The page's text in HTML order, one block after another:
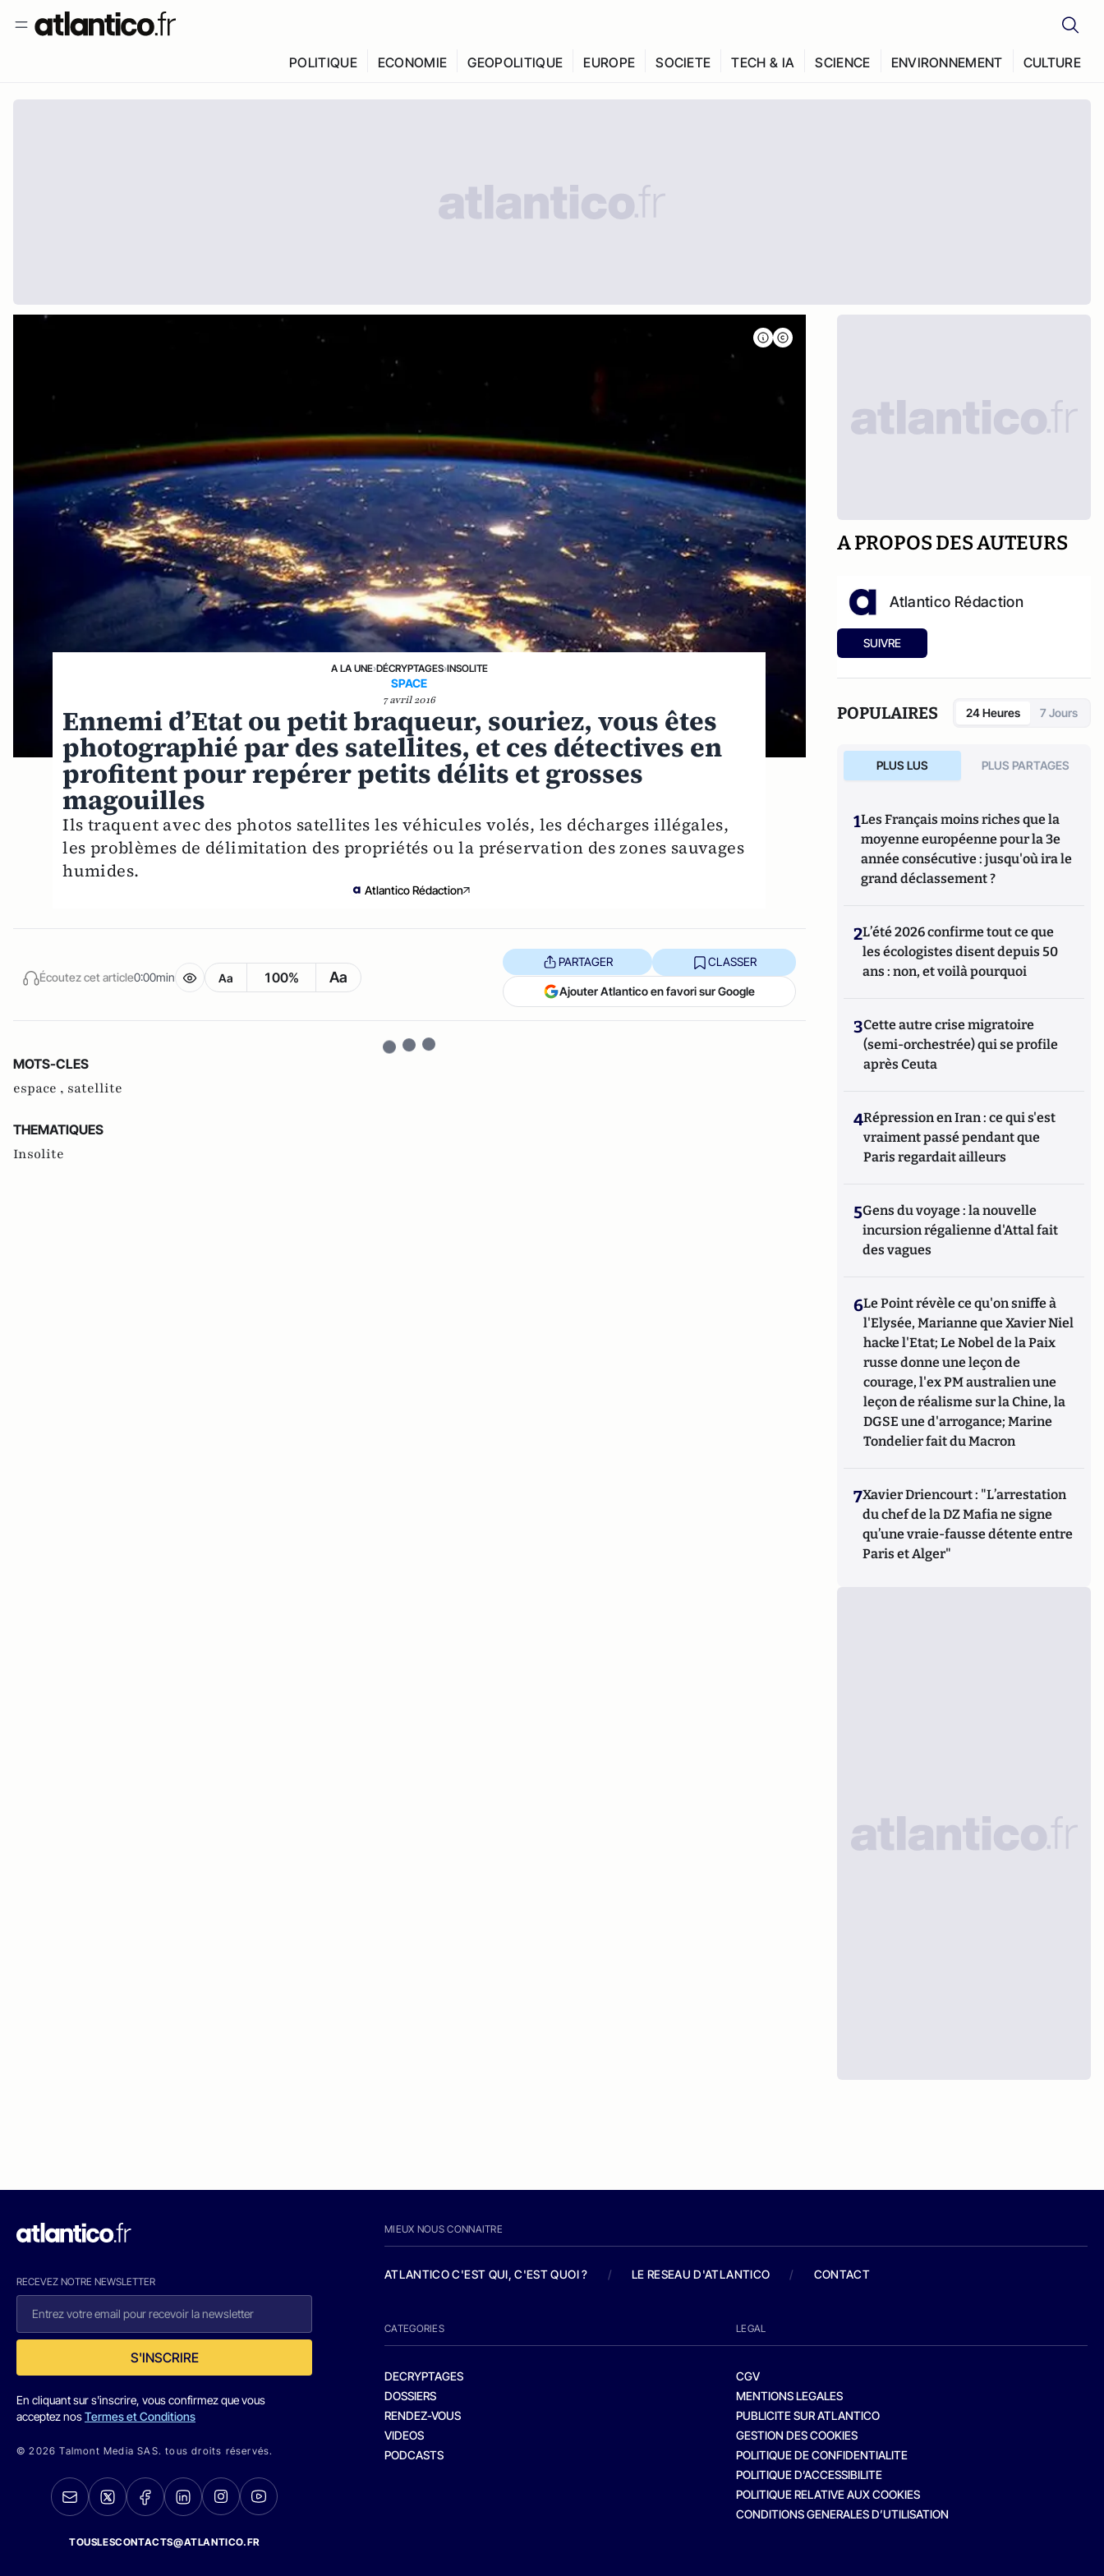
POLITIQUE ECONOMIE GEOPOLITIQUE EUROPE SOCIETE TECH & IA SCIENCE ENVIRONNEMENT CULTURE
A LA UNE›DÉCRYPTAGES›INSOLITE
SPACE
7 avril 2016
Ennemi d’Etat ou petit braqueur, souriez, vous êtes
photographié par des satellites, et ces détectives en
profitent pour repérer petits délits et grosses
magouilles
Ils traquent avec des photos satellites les véhicules volés, les décharges illégales,
les problèmes de délimitation des propriétés ou la préservation des zones sauvages
humides.
Atlantico Rédaction
Écoutez cet article0:00min Aa 100% Aa
PARTAGER CLASSER
Ajouter Atlantico en favori sur Google
MOTS-CLES
espace , satellite
THEMATIQUES
Insolite
A PROPOS DES AUTEURS
Atlantico Rédaction
SUIVRE
POPULAIRES 24 Heures 7 Jours
PLUS LUS PLUS PARTAGES
1Les Français moins riches que la
moyenne européenne pour la 3e
année consécutive : jusqu'où ira le
grand déclassement ?
2L’été 2026 confirme tout ce que
les écologistes disent depuis 50
ans : non, et voilà pourquoi
3Cette autre crise migratoire
(semi-orchestrée) qui se profile
après Ceuta
4Répression en Iran : ce qui s'est
vraiment passé pendant que
Paris regardait ailleurs
5Gens du voyage : la nouvelle
incursion régalienne d'Attal fait
des vagues
6Le Point révèle ce qu'on sniffe à
l'Elysée, Marianne que Xavier Niel
hacke l'Etat; Le Nobel de la Paix
russe donne une leçon de
courage, l'ex PM australien une
leçon de réalisme sur la Chine, la
DGSE une d'arrogance; Marine
Tondelier fait du Macron
7Xavier Driencourt : "L’arrestation
du chef de la DZ Mafia ne signe
qu’une vraie-fausse détente entre
Paris et Alger"
RECEVEZ NOTRE NEWSLETTER
S'INSCRIRE
En cliquant sur s'inscrire, vous confirmez que vous
acceptez nosTermes et Conditions
© 2026 Talmont Media SAS. tous droits réservés.
TOUSLESCONTACTS@ATLANTICO.FR
MIEUX NOUS CONNAITRE
ATLANTICO C'EST QUI, C'EST QUOI ? / LE RESEAU D'ATLANTICO / CONTACT
CATEGORIES
DECRYPTAGES
DOSSIERS
RENDEZ-VOUS
VIDEOS
PODCASTS
LEGAL
CGV
MENTIONS LEGALES
PUBLICITE SUR ATLANTICO
GESTION DES COOKIES
POLITIQUE DE CONFIDENTIALITE
POLITIQUE D’ACCESSIBILITE
POLITIQUE RELATIVE AUX COOKIES
CONDITIONS GENERALES D’UTILISATION